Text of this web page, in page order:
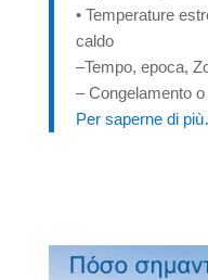
• Temperature
caldo
–Tempo, epoca,
– Congelamento
Per saperne di